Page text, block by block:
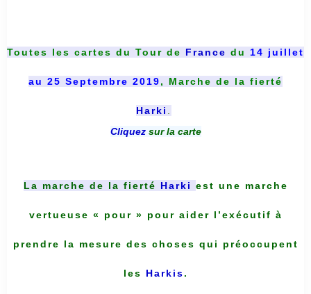
Toutes les cartes du Tour de France du 14 juillet
au 25 Septembre 2019, Marche de la fierté
Harki .
Cliquez sur la carte
La marche de la fierté Harki est une marche
vertueuse « pour » pour aider l’exécutif à
prendre la mesure des choses qui préoccupent
les Harkis.